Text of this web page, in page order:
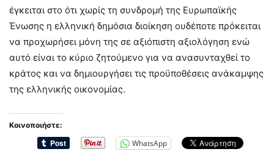
έγκειται στο ότι χωρίς τη συνδρομή της Ευρωπαϊκής
Ένωσης η ελληνική δημόσια διοίκηση ουδέποτε πρόκειται
να προχωρήσει μόνη της σε αξιόπιστη αξιολόγηση ενώ
αυτό είναι το κύριο ζητούμενο για να ανασυνταχθεί το
κράτος και να δημιουργήσει τις προϋποθέσεις ανάκαμψης
της ελληνικής οικονομίας.
Κοινοποιήστε:
WhatsApp